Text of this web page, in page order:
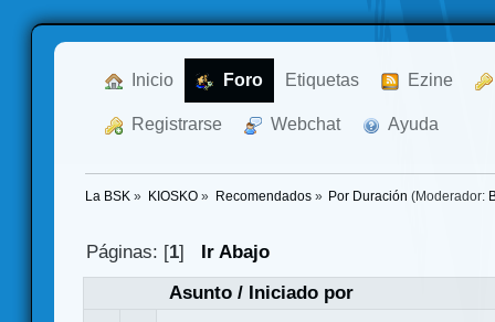
Inicio Foro Etiquetas Ezine
Registrarse Webchat Ayuda
La BSK » KIOSKO» Recomendados» Por Duración (Moderador:
Páginas: [1]
Ir Abajo
Asunto/ Iniciado por